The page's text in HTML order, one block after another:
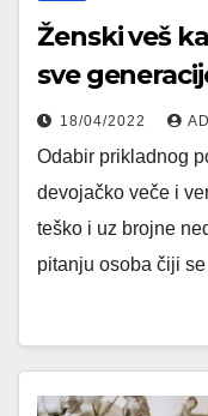
Ženski veš
sve
18/04/2022
Odabir prikladnog
devojačko veče i
teško i uz brojne
pitanju osoba čiji